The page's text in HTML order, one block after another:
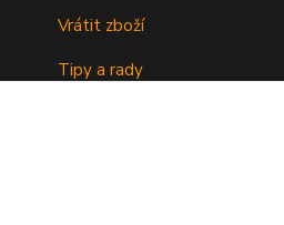
Vrátit zboží
Tipy a rady